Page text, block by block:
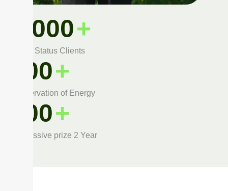
1,000+
Active Status Clients
800+
Conservation of Energy
700+
Successive prize 2 Year